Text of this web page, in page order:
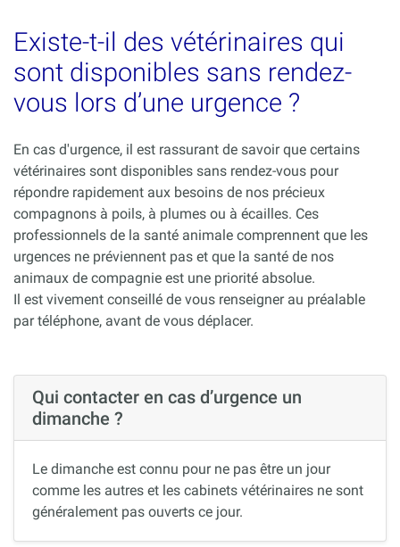
Existe-t-il des vétérinaires qui
sont disponibles sans rendez-
vous lors d’une urgence ?
En cas d'urgence, il est rassurant de savoir que certains
vétérinaires sont disponibles sans rendez-vous pour
répondre rapidement aux besoins de nos précieux
compagnons à poils, à plumes ou à écailles. Ces
professionnels de la santé animale comprennent que les
urgences ne préviennent pas et que la santé de nos
animaux de compagnie est une priorité absolue.
Il est vivement conseillé de vous renseigner au préalable
par téléphone, avant de vous déplacer.
Qui contacter en cas d’urgence un
dimanche ?
Le dimanche est connu pour ne pas être un jour
comme les autres et les cabinets vétérinaires ne sont
généralement pas ouverts ce jour.